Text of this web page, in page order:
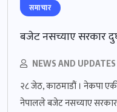
समाचार
बजेट नसच्याए सरकार
NEWS AND UPDATES
२८ जेठ, काठमाडौं । नेकपा
नेपालले बजेट नसच्याए सरकार